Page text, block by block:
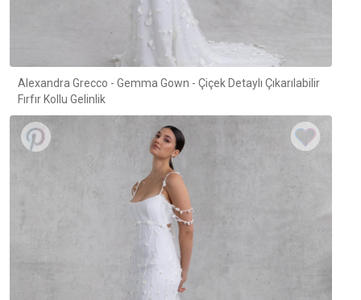
Alexandra Grecco - Gemma Gown - Çiçek Detaylı Çıkarılabilir
Fırfır Kollu Gelinlik